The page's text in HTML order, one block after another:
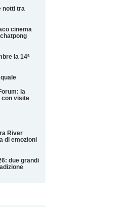
notti tra
cinema
la 14ª
la
con visite
River
di emozioni
due grandi